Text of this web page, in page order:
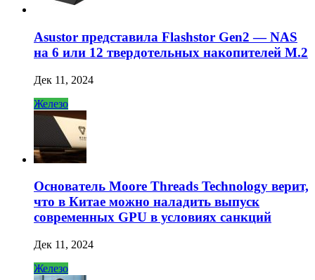
Asustor представила Flashstor Gen2 — NAS
на 6 или 12 твердотельных накопителей M.2
Дек 11, 2024
Железо
Основатель Moore Threads Technology верит,
что в Китае можно наладить выпуск
современных GPU в условиях санкций
Дек 11, 2024
Железо